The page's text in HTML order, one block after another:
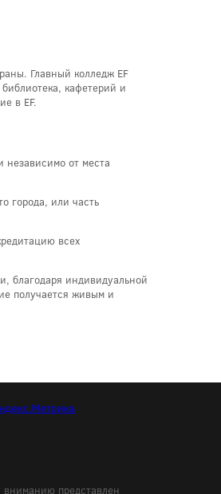
Главный колледж EF
кафетерий и
в EF.
независимо от места
города, или часть
всех
благодаря индивидуальной
получается живым и
вниманию представлен